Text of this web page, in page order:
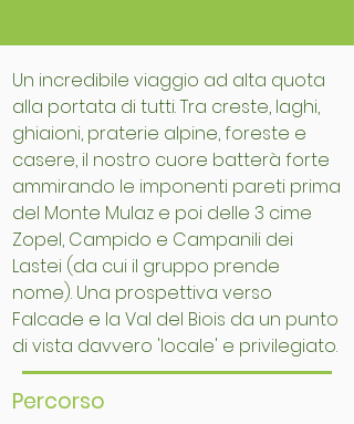
Un incredibile viaggio ad alta quota
alla portata di tutti. Tra creste, laghi,
ghiaioni, praterie alpine, foreste e
casere, il nostro cuore batterà forte
ammirando le imponenti pareti prima
del Monte Mulaz e poi delle 3 cime
Zopel, Campido e Campanili dei
Lastei (da cui il gruppo prende
nome). Una prospettiva verso
Falcade e la Val del Biois da un punto
di vista davvero 'locale' e privilegiato.
Percorso